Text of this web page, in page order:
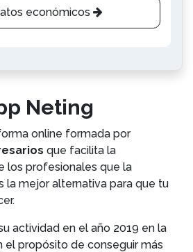
económicos
Neting
online formada por
que facilita la
los profesionales que la
la mejor alternativa para que tu
actividad en el año 2019 en la
el propósito de conseguir más